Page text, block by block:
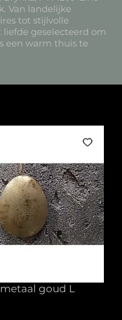
Van landelijke
tot stijlvolle
liefde geselecteerd om
een warm thuis te
goud L